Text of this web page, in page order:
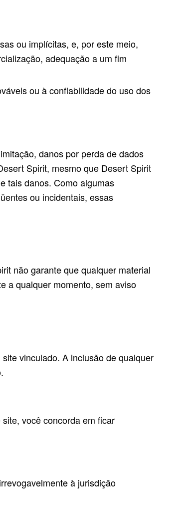
ou implícitas, e, por este meio,
adequação a um fim
​​ou à confiabilidade do uso dos
danos por perda de dados
Spirit, mesmo que Desert Spirit
tais danos. Como algumas
ou incidentais, essas
não garante que qualquer material
a qualquer momento, sem aviso
vinculado. A inclusão de qualquer
você concorda em ficar
à jurisdição